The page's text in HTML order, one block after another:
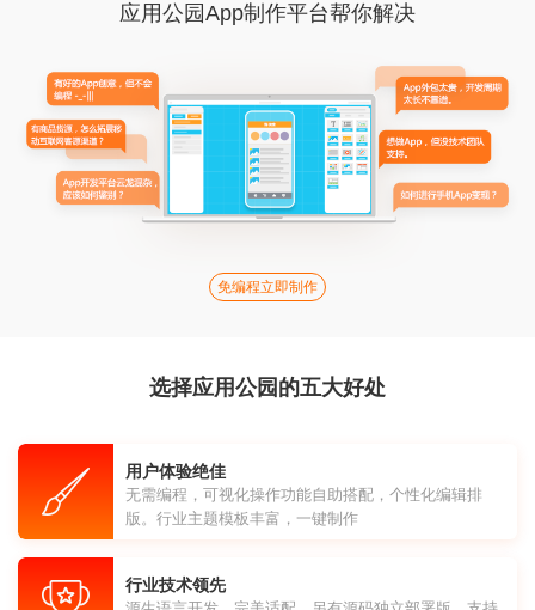
应用公园App制作平台帮你解决
免编程立即制作
选择应用公园的五大好处
用户体验绝佳
无需编程，可视化操作功能自助搭配，个性化编辑排
版。行业主题模板丰富，一键制作
行业技术领先